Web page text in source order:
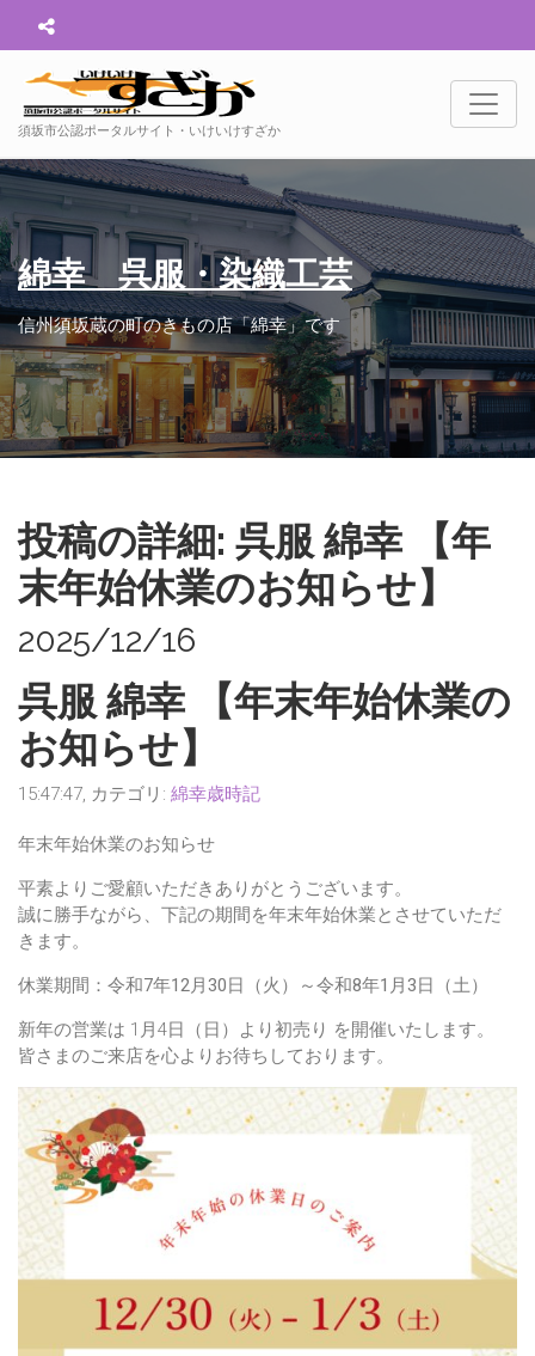
須坂市公認ポータルサイト・いけいけすざか
綿幸 呉服・染織工芸
信州須坂蔵の町のきもの店「綿幸」です
投稿の詳細: 呉服 綿幸 【年
末年始休業のお知らせ】
2025/12/16
呉服 綿幸 【年末年始休業の
お知らせ】
15:47:47, カテゴリ: 綿幸歳時記
年末年始休業のお知らせ
平素よりご愛顧いただきありがとうございます。
誠に勝手ながら、下記の期間を年末年始休業とさせていただ
きます。
休業期間：令和7年12月30日（火）～令和8年1月3日（土）
新年の営業は 1月4日（日）より初売り を開催いたします。
皆さまのご来店を心よりお待ちしております。